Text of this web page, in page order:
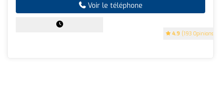
4.9 (193 Opinions)
Voir le téléphone